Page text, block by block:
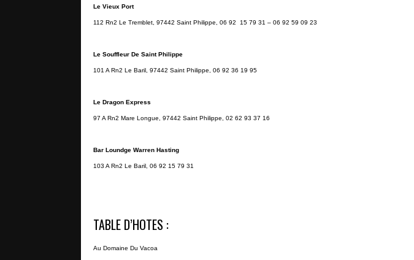
Le Vieux Port
112 Rn2 Le Tremblet, 97442 Saint Philippe, 06 92 15 79 31 – 06 92 59 09 23
Le Souffleur De Saint Philippe
101 A Rn2 Le Baril, 97442 Saint Philippe, 06 92 36 19 95
Le Dragon Express
97 A Rn2 Mare Longue, 97442 Saint Philippe, 02 62 93 37 16
Bar Loundge Warren Hasting
103 A Rn2 Le Baril, 06 92 15 79 31
TABLE D’HOTES :
Au Domaine Du Vacoa